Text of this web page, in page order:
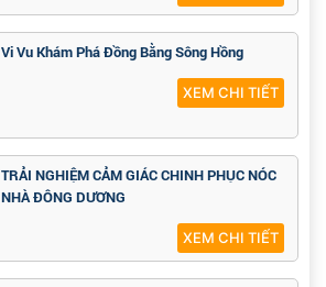
Vi Vu Khám Phá Đồng Bằng Sông Hồng
XEM CHI TIẾT
TRẢI NGHIỆM CẢM GIÁC CHINH PHỤC NÓC
NHÀ ĐÔNG DƯƠNG
XEM CHI TIẾT